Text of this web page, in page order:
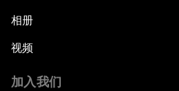
相册
视频
加入我们